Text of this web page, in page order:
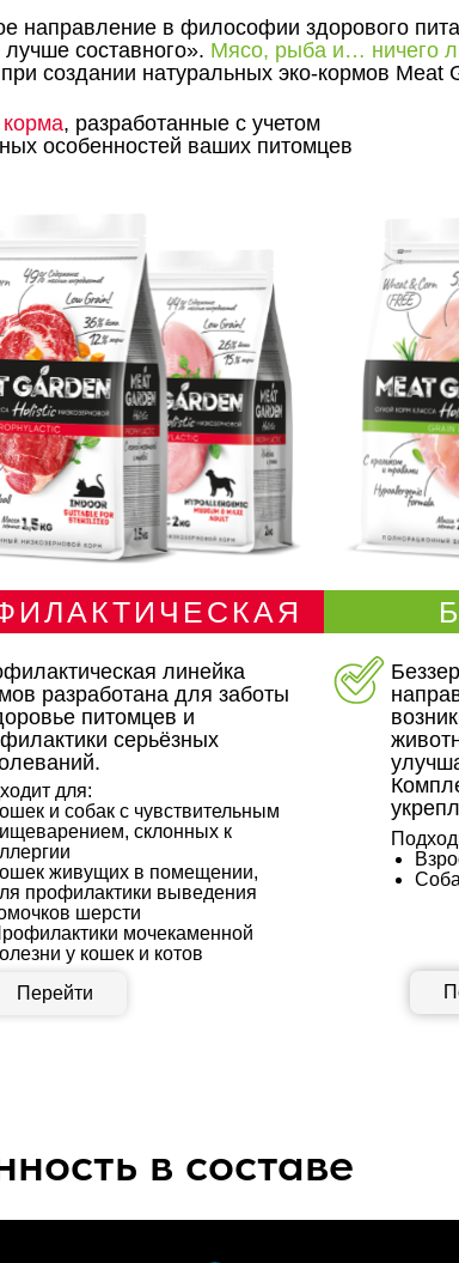
направление в философии здорового
составного». Мясо, рыба и… ничего
создании натуральных эко-кормов Meat
, разработанные с учетом
особенностей ваших питомцев
линейка
разработана для заботы
питомцев и
серьёзных
для:
и собак с чувствительным
склонных к
живущих в помещении,
профилактики выведения
шерсти
мочекаменной
у кошек и котов
Перейти
в составе